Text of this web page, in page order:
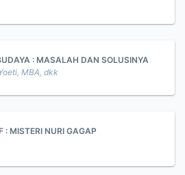
: MASALAH DAN SOLUSINYA
MBA, dkk
: MISTERI NURI GAGAP